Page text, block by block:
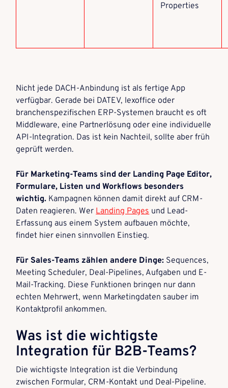
Properties
Nicht jede DACH-Anbindung ist als fertige App
verfügbar. Gerade bei DATEV, lexoffice oder
branchenspezifischen ERP-Systemen braucht es oft
Middleware, eine Partnerlösung oder eine individuelle
API-Integration. Das ist kein Nachteil, sollte aber früh
geprüft werden.
Für Marketing-Teams sind der Landing Page Editor,
Formulare, Listen und Workflows besonders
wichtig. Kampagnen können damit direkt auf CRM-
Daten reagieren. WerLanding Pagesund Lead-
Erfassung aus einem System aufbauen möchte,
findet hier einen sinnvollen Einstieg.
Für Sales-Teams zählen andere Dinge: Sequences,
Meeting Scheduler, Deal-Pipelines, Aufgaben und E-
Mail-Tracking. Diese Funktionen bringen nur dann
echten Mehrwert, wenn Marketingdaten sauber im
Kontaktprofil ankommen.
Was ist die wichtigste
Integration für B2B-Teams?
Die wichtigste Integration ist die Verbindung
zwischen Formular, CRM-Kontakt und Deal-Pipeline.